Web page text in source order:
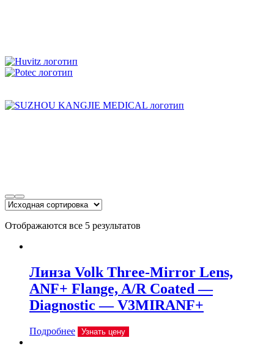
Отображаются все 5 результатов
Линза Volk Three-Mirror Lens,
ANF+ Flange, A/R Coated —
Diagnostic — V3MIRANF+
Подробнее Узнать цену